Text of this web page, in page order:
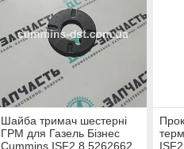
Шайба тримач шестерні
ГРМ для Газель Бізнес
Cummins ISF2.8 5262662